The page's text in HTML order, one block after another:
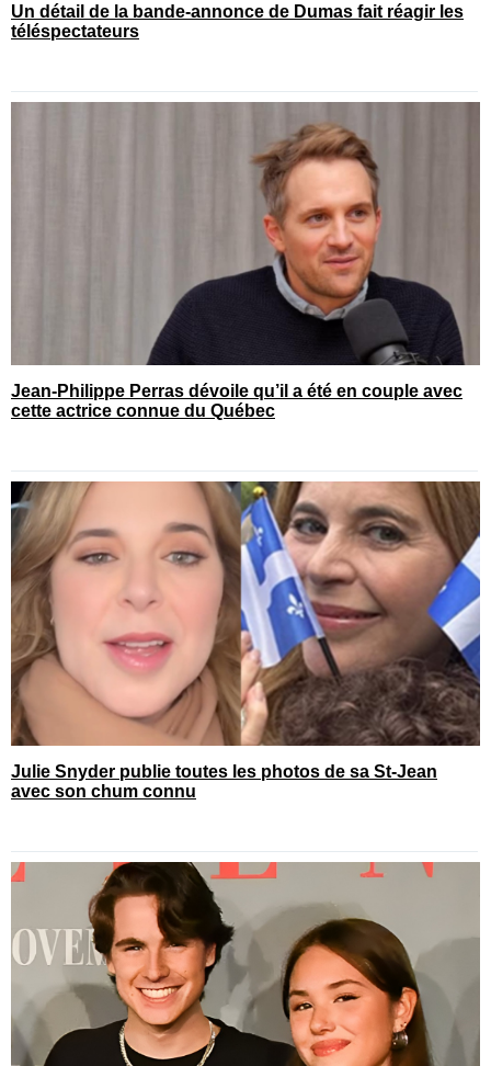
Un détail de la bande-annonce de Dumas fait réagir les
téléspectateurs
Jean-Philippe Perras dévoile qu’il a été en couple avec
cette actrice connue du Québec
Julie Snyder publie toutes les photos de sa St-Jean
avec son chum connu